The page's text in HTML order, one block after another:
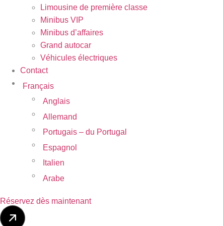
Limousine de première classe
Minibus VIP
Minibus d’affaires
Grand autocar
Véhicules électriques
Contact
Français
Anglais
Allemand
Portugais – du Portugal
Espagnol
Italien
Arabe
Réservez dès maintenant